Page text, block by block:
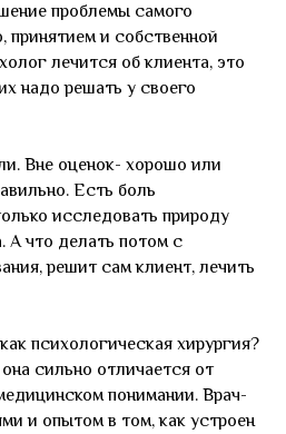
проблемы самого
принятием и собственной
лечится об клиента, это
надо решать у своего
Вне оценок- хорошо или
Есть боль
исследовать природу
А что делать потом с
решит сам клиент, лечить
психологическая хирургия?
сильно отличается от
понимании. Врач-
и опытом в том, как устроен